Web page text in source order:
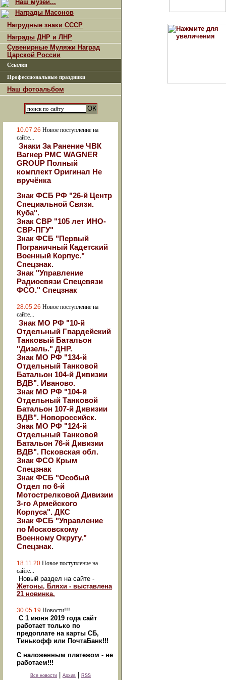
Наш музей...
Награды Масонов
Нагрудные знаки СССР
Награды ДНР и ЛНР
Сувенирные Муляжи Наград
Царской России
Ссылки
Профессиональные праздники
Наш фотоальбом
10.07.26 Новое поступление на
сайте...
Знаки За Ранение ЧВК
Вагнер РМС WAGNER
GROUP Полный
комплект Оригинал Не
вручёнка
Знак ФСБ РФ "26-й Центр
Специальной Связи.
Куба".
Знак СВР "105 лет ИНО-
СВР-ПГУ"
Знак ФСБ "Первый
Пограничный Кадетский
Военный Корпус."
Спецзнак.
Знак "Управление
Радиосвязи Спецсвязи
ФСО." Спецзнак
28.05.26 Новое поступление на
сайте...
Знак МО РФ "10-й
Отдельный Гвардейский
Танковый Батальон
"Дизель." ДНР.
Знак МО РФ "134-й
Отдельный Танковой
Батальон 104-й Дивизии
ВДВ". Иваново.
Знак МО РФ "104-й
Отдельный Танковой
Батальон 107-й Дивизии
ВДВ". Новороссийск.
Знак МО РФ "124-й
Отдельный Танковой
Батальон 76-й Дивизии
ВДВ". Псковская обл.
Знак ФСО Крым
Спецзнак
Знак ФСБ "Особый
Отдел по 6-й
Мотострелковой Дивизии
3-го Армейского
Корпуса". ДКС
Знак ФСБ "Управление
по Московскому
Военному Округу."
Спецзнак.
18.11.20 Новое поступление на
сайте...
Новый раздел на сайте -
Жетоны, Бляхи - выставлена
21 новинка.
30.05.19 Новости!!!
С 1 июня 2019 года сайт
работает только по
предоплате на карты СБ,
Тинькофф или ПочтаБанк!!!
С наложенным платежом - не
работаем!!!
Все новости Архив RSS